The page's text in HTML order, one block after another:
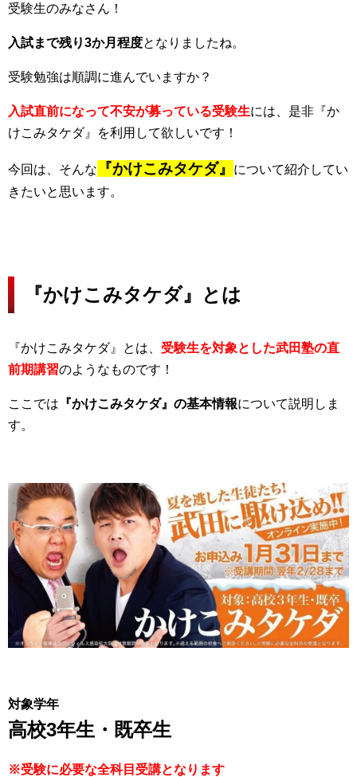
受験生のみなさん！
入試まで残り3か月程度となりましたね。
受験勉強は順調に進んでいますか？
入試直前になって不安が募っている受験生には、是非 『か
けこみタケダ』
を利用して欲しいです！
今回は、そんな 『かけこみタケダ』
について紹介してい
きたいと思います。
『かけこみタケダ』とは
『かけこみタケダ』とは、 受験生を対象とした武田塾の直
前期講習のようなものです！
ここでは 『かけこみタケダ』の基本情報について説明しま
す。
対象学年
高校3年生・既卒生
※受験に必要な全科目受講となります